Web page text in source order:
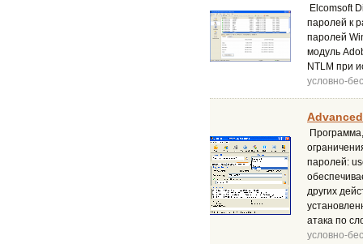
Elcomsoft
паролей к
паролей
модуль
NTLM при
условно-
паролей:
других
атака по
условно-